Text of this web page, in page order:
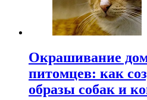
Окрашивание
питомцев: как
образы собак и